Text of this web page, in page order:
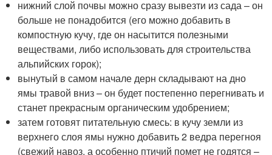
нижний слой почвы можно сразу вывезти из сада – он
больше не понадобится (его можно добавить в
компостную кучу, где он насытится полезными
веществами, либо использовать для строительства
альпийских горок);
вынутый в самом начале дерн складывают на дно
ямы травой вниз – он будет постепенно перегнивать и
станет прекрасным органическим удобрением;
затем готовят питательную смесь: в кучу земли из
верхнего слоя ямы нужно добавить 2 ведра перегноя
(свежий навоз, а особенно птичий помет не годятся –